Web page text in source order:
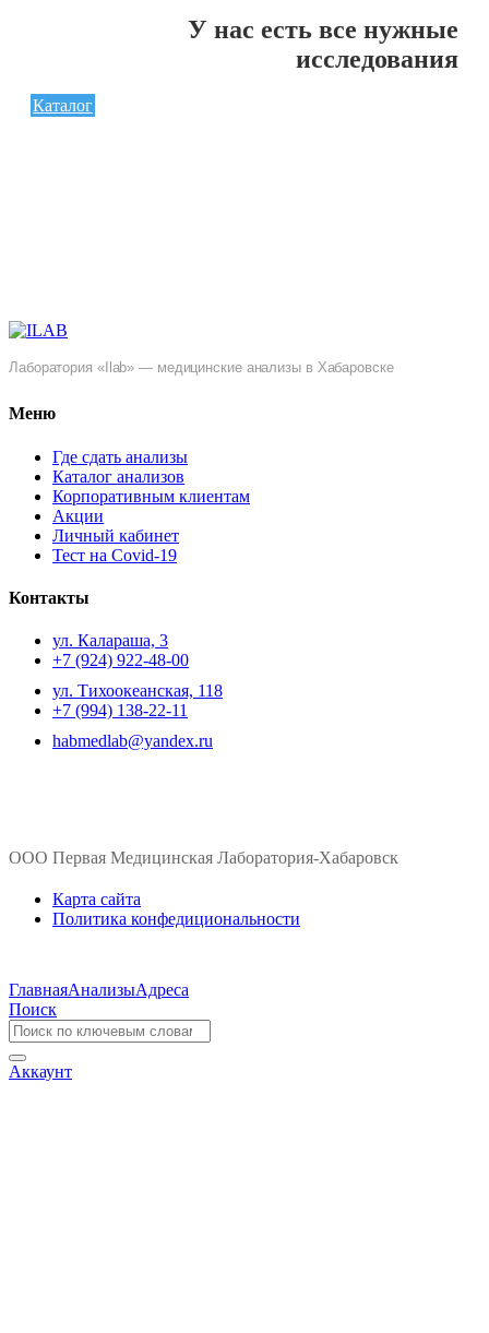
У нас есть все нужные
исследования
Каталог
Лаборатория «Ilab» — медицинские анализы в Хабаровске
Меню
Где сдать анализы
Каталог анализов
Корпоративным клиентам
Акции
Личный кабинет
Тест на Covid-19
Контакты
ул. ​Калараша, 3
+7 (924) 922-48-00
ул. ​Тихоокеанская, 118
+7 (994) 138-22-11
habmedlab@yandex.ru
ООО Первая Медицинская Лаборатория-Хабаровск
Карта сайта
Политика конфедициональности
ГлавнаяАнализыАдреса
Поиск
Аккаунт